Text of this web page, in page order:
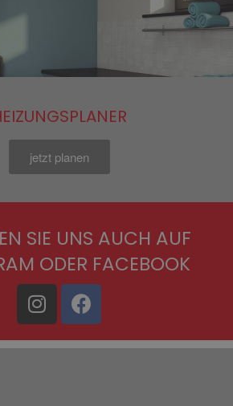
jetzt planen
SIE UNS AUCH AUF
ODER FACEBOOK